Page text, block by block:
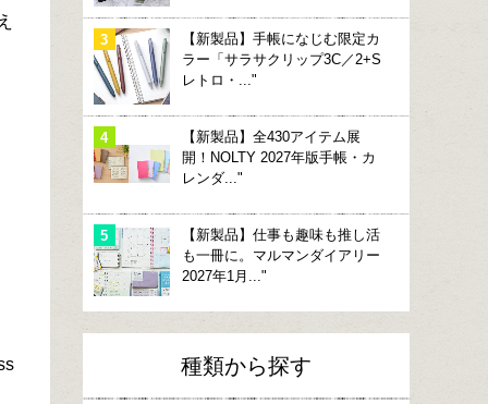
【新製品】手帳になじむ限定カ
ラー「サラサクリップ3C／2+S
レトロ・..."
【新製品】全430アイテム展
開！NOLTY 2027年版手帳・カ
レンダ..."
【新製品】仕事も趣味も推し活
も一冊に。マルマンダイアリー
2027年1月..."
種類から探す